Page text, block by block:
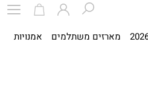
מארזים משתלמים אמנויות